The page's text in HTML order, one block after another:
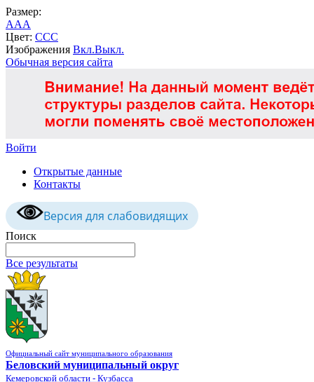
Размер:
AAA
Цвет: CCC
Изображения Вкл.Выкл.
Обычная версия сайта
Войти
Открытые данные
Контакты
Версия для слабовидящих
Поиск
Все результаты
Официальный сайт муниципального образования
Беловский муниципальный округ
Кемеровской области - Кузбасса